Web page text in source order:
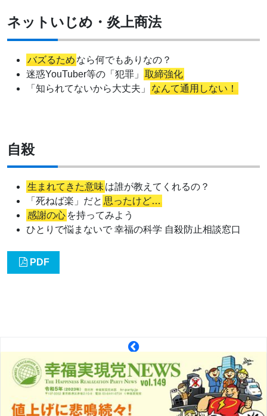
ネットいじめ・炎上商法
バズるため なら何でもありなの？
迷惑YouTuber等の「犯罪」
取締強化
「知られてないから大丈夫」
なんて通用しない！
自殺
生まれてきた意味 は誰が教えてくれるの？
「死ねば楽」だと 思ったけど…
感謝の心 を持ってみよう
ひとりで悩まないで 幸福の科学 自殺防止相談窓口
PDF